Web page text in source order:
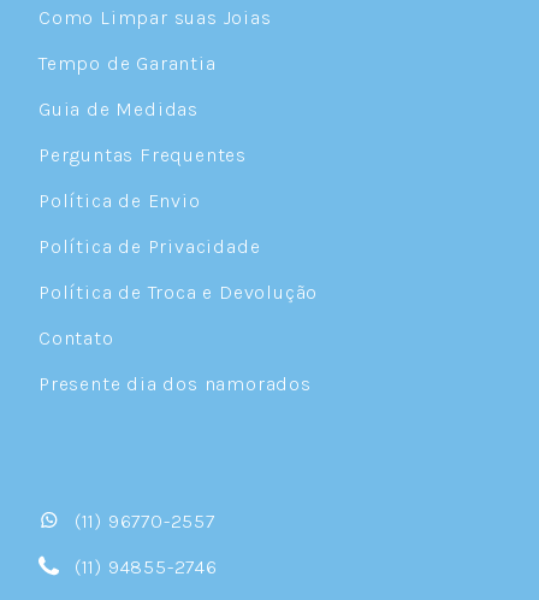
Como Limpar suas Joias
Tempo de Garantia
Guia de Medidas
Perguntas Frequentes
Política de Envio
Política de Privacidade
Política de Troca e Devolução
Contato
Presente dia dos namorados
(11) 96770-2557
(11) 94855-2746